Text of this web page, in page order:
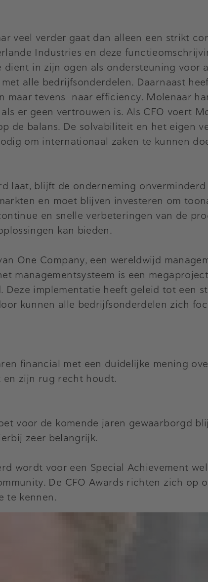
veel verder gaat dan alleen een strikt
Industries en deze
in zijn ogen als ondersteuning voor
alle bedrijfsonderdelen. Daarnaast
tevens naar efficiency. Molenaar
er geen vertrouwen is. Als CFO voert
de balans. De solvabiliteit en het eigen
om internationaal zaken te kunnen
laat, blijft de onderneming
en moet blijven investeren om
en snelle verbeteringen van de
kan bieden.
One Company, een wereldwijd
managementsysteem is een
implementatie heeft geleid tot een
kunnen alle bedrijfsonderdelen zich
financial met een duidelijke mening
en zijn rug recht houdt.
voor de komende jaren gewaarborgd
zeer belangrijk.
wordt voor een Special Achievement
De CFO Awards richten zich op
te kennen.